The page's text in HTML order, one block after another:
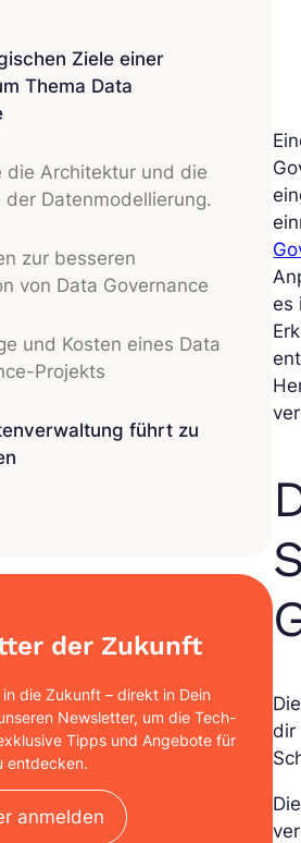
Ziele einer
Thema Data
die Architektur und die
der Datenmodellierung.
zur besseren
von Data Governance
und Kosten eines Data
Projekts
führt zu
der Zukunft
die Zukunft – direkt in Dein
Newsletter, um die Tech-
Tipps und Angebote für
entdecken.
anmelden
es
dir